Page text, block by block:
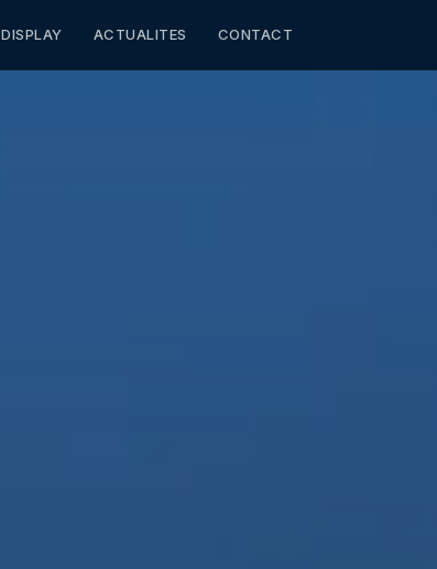
DISPLAY ACTUALITES CONTACT